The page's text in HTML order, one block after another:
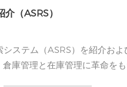
（ASRS）
ステム（ASRS）を紹介およ
庫管理と在庫管理に革命を